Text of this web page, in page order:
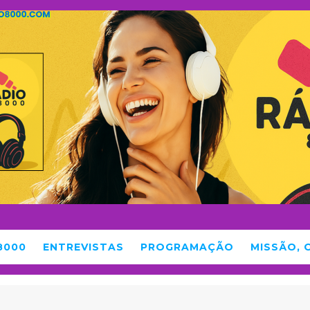
ENTREVISTAS PROGRAMAÇÃO MISSÃO,